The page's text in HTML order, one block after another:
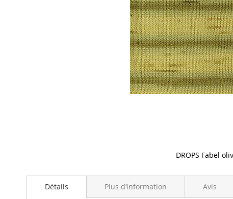
DROPS Fabel
to
Détails Plus d’information Avis